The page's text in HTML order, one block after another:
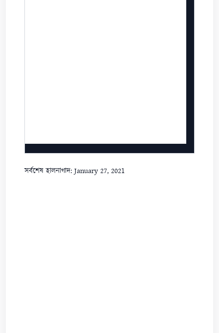
সর্বশেষ হালনাগাদ: January 27, 2021